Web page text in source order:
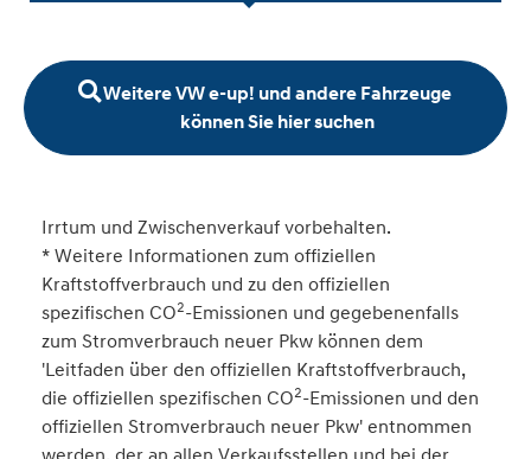
Weitere VW e-up! und andere Fahrzeuge
können Sie hier suchen
Irrtum und Zwischenverkauf vorbehalten.
* Weitere Informationen zum offiziellen
Kraftstoffverbrauch und zu den offiziellen
spezifischen CO2-Emissionen und gegebenenfalls
zum Stromverbrauch neuer Pkw können dem
'Leitfaden über den offiziellen Kraftstoffverbrauch,
die offiziellen spezifischen CO2-Emissionen und den
offiziellen Stromverbrauch neuer Pkw' entnommen